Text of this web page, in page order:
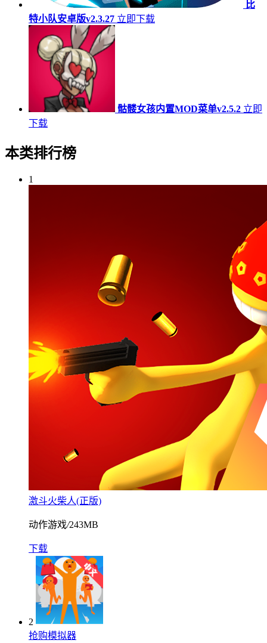
比
特小队安卓版v2.3.27 立即下载
骷髅女孩内置MOD菜单v2.5.2 立即
下载
本类排行榜
1
激斗火柴人(正版)
动作游戏/243MB
下载
2
抢购模拟器